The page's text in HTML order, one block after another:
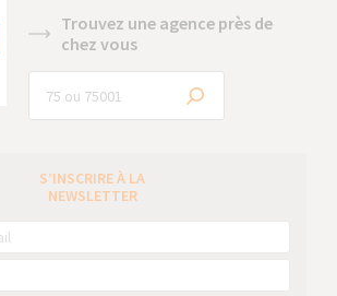
Trouvez une agence près de
chez vous
S’INSCRIRE À LA
NEWSLETTER